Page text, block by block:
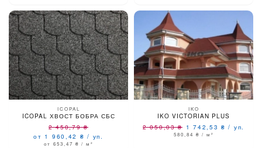
ICOPAL
ICOPAL ХВОСТ БОБРА СБС
2 450,79₴
от 1 960,42 ₴ / уп.
от 653,47 ₴ / м²
IKO
IKO VICTORIAN PLUS
2 050,03₴ 1 742,53₴ / уп.
580,84 ₴ / м²